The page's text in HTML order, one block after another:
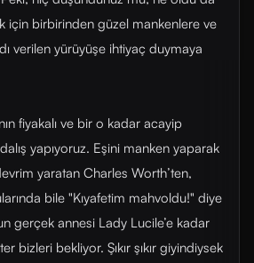
için birbirinden güzel mankenlere ve
verilen yürüyüşe ihtiyaç duymaya
fiyakalı ve bir o kadar acayip
yapıyoruz. Eşini manken yaparak
yaratan Charles Worth’ten,
bile "Kıyafetim mahvoldu!" diye
gerçek annesi Lady Lucile’e kadar
bizleri bekliyor. Şıkır şıkır giyindiysek